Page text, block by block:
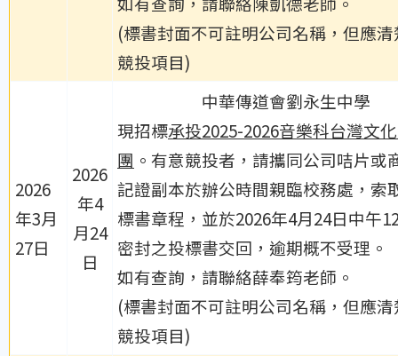
(標書封面不可註明公司名稱，但應
競投項目)
2026
年3月
27日
2026
年4
月24
日
中華傳道會劉永生中學
現招標承投2025-2026音樂科台灣文
團 。有意競投者，請攜同公司咭片或
記證副本於辦公時間親臨校務處，索
標書章程，並於2026年4月24日中午
密封之投標書交回，逾期概不受理。
如有查詢，請聯絡薛奉筠老師。
(標書封面不可註明公司名稱，但應
競投項目)